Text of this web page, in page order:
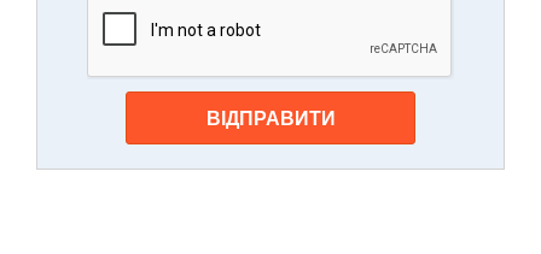
ВІДПРАВИТИ